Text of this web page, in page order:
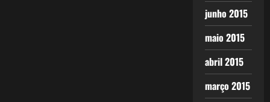
junho 2015
maio 2015
abril 2015
março 2015